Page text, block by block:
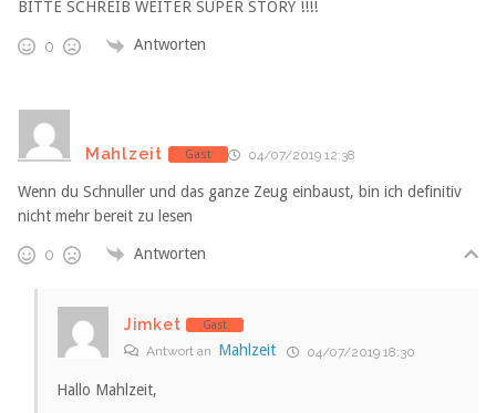
BITTE SCHREIB WEITER SUPER STORY !!!!
0 Antworten
Mahlzeit Gast 04/07/2019 12:38
Wenn du Schnuller und das ganze Zeug einbaust, bin ich definitiv
nicht mehr bereit zu lesen
0 Antworten
Jimket Gast
Antwort an Mahlzeit 04/07/2019 18:30
Hallo Mahlzeit,